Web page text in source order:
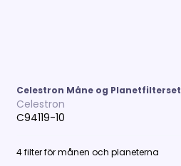
Celestron Måne og Planetfilterset
Celestron
C94119-10
4 filter för månen och planeterna